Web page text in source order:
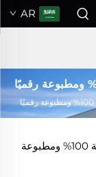
AR
منشفة وجه مصنوعة من القطن بنسبة 100% ومطبوعة